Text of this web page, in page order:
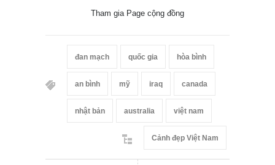
Tham gia Page cộng đồng
đan mạch quốc gia hòa bình
an bình mỹ iraq canada
nhật bản australia việt nam
Cảnh đẹp Việt Nam